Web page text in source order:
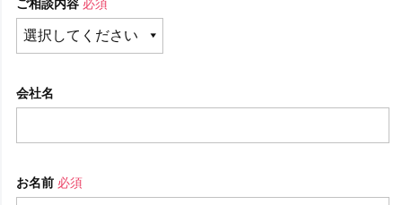
ご相談内容 必須
会社名
お名前 必須